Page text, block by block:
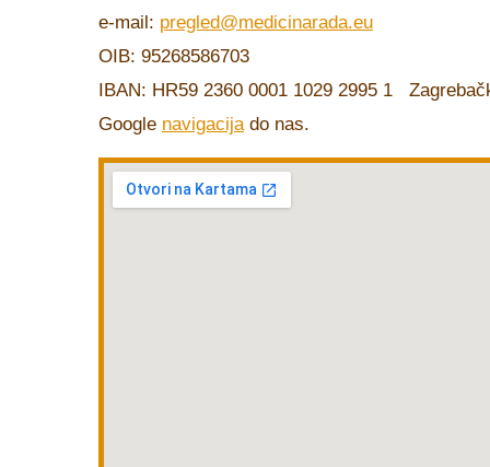
e-mail: pregled@medicinarada.eu
OIB: 95268586703
IBAN: HR59 2360 0001 1029 2995 1
Google navigacijado nas.